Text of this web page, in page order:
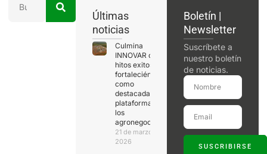
Últimas
noticias
Culmina
INNOVAR con
hitos exitosos,
fortaleciéndose
como
destacada
plataforma de
los
agronegocios
21 de marzo de
2026
Boletín |
Newsletter
Suscríbete a
nuestro boletín
de noticias.
SUSCRIBIRSE